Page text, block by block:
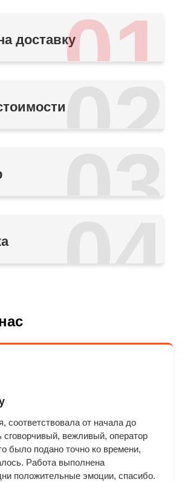
01
доставку
02
03
04
соответствовала от начала до
сговорчивый, вежливый, оператор
было подано точно ко времени,
Работа выполнена
положительные эмоции, спасибо.